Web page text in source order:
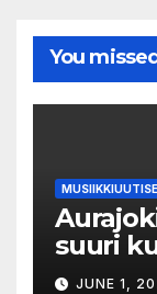
You missed
suuri
JUNE 1,